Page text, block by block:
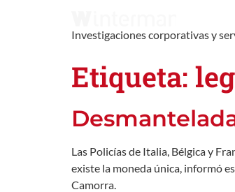
Investigaciones corporativas y
Etiqueta:
Las Policías de Italia, Bélgica y
existe la moneda única, informó
Camorra.